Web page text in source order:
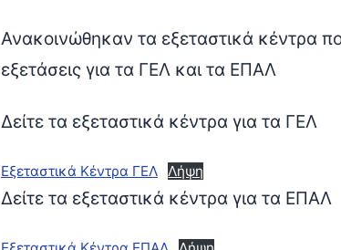
Ανακοινώθηκαν τα εξεταστικά κέντρα
εξετάσεις για τα ΓΕΛ και τα ΕΠΑΛ
Δείτε τα εξεταστικά κέντρα για τα ΓΕΛ
Εξεταστικά Κέντρα ΓΕΛ Λήψη
Δείτε τα εξεταστικά κέντρα για τα ΕΠΑΛ